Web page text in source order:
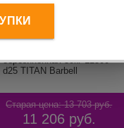
обрезиненная 50кг L1500
d25 TITAN Barbell
Старая цена: 13 703 руб.
11 206 руб.